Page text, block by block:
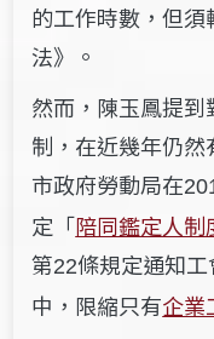
的工作時數，但
法》。
然而，陳玉鳳提
制，在近幾年仍然
市政府勞動局在
定「陪同鑑定人制
第22條規定通知
中，限縮只有企業